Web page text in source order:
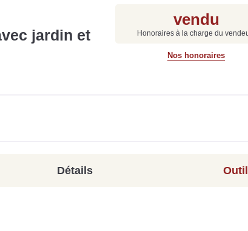
jardin et
vendu
Honoraires à la charge du
Nos honoraires
Détails